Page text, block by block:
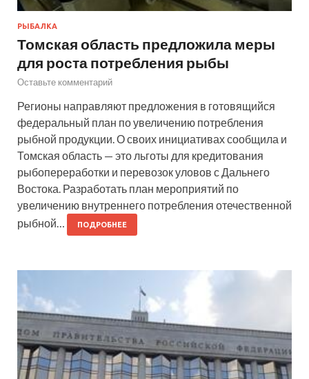
РЫБАЛКА
Томская область предложила меры
для роста потребления рыбы
Оставьте комментарий
Регионы направляют предложения в готовящийся
федеральный план по увеличению потребления
рыбной продукции. О своих инициативах сообщила и
Томская область — это льготы для кредитования
рыбопереработки и перевозок уловов с Дальнего
Востока. Разработать план мероприятий по
увеличению внутреннего потребления отечественной
рыбной…
ПОДРОБНЕЕ